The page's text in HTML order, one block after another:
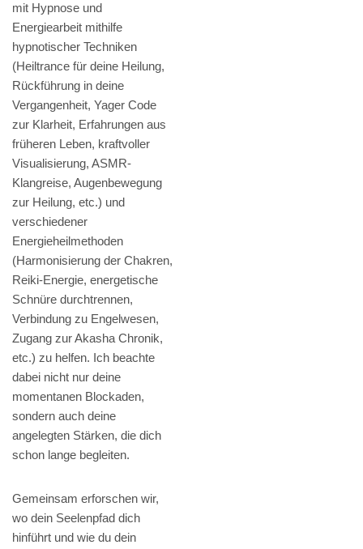
mit Hypnose und
Energiearbeit mithilfe
hypnotischer Techniken
(Heiltrance für deine Heilung,
Rückführung in deine
Vergangenheit, Yager Code
zur Klarheit, Erfahrungen aus
früheren Leben, kraftvoller
Visualisierung, ASMR-
Klangreise, Augenbewegung
zur Heilung, etc.) und
verschiedener
Energieheilmethoden
(Harmonisierung der Chakren,
Reiki-Energie, energetische
Schnüre durchtrennen,
Verbindung zu Engelwesen,
Zugang zur Akasha Chronik,
etc.) zu helfen. Ich beachte
dabei nicht nur deine
momentanen Blockaden,
sondern auch deine
angelegten Stärken, die dich
schon lange begleiten.
Gemeinsam erforschen wir,
wo dein Seelenpfad dich
hinführt und wie du dein